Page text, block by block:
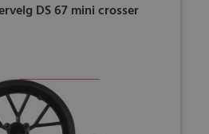
DS 67 mini crosser